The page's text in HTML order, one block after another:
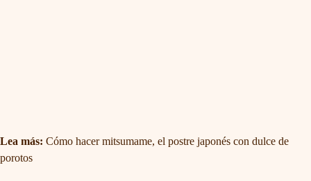
Lea más: Cómo hacer mitsumame, el postre japonés con dulce de
porotos